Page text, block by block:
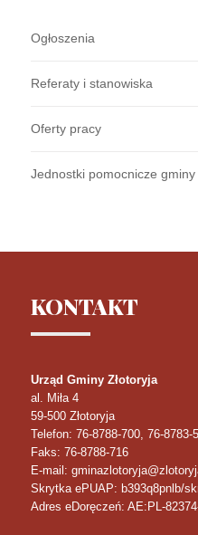
Ogłoszenia
Referaty i stanowiska
Oferty pracy
Jednostki pomocnicze gminy
KONTAKT
Urząd Gminy Złotoryja
al. Miła 4
59-500 Złotoryja
Telefon: 76-8788-700, 76-8783-
Faks: 76-8788-716
E-mail:
Skrytka ePUAP: b393q8pnlb/
Adres eDoręczeń: AE:PL-